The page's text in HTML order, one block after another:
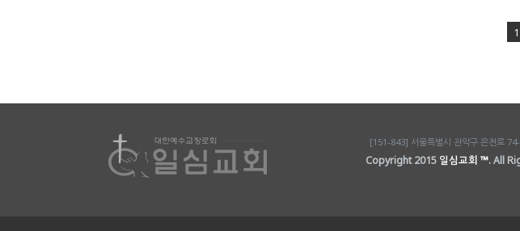
1
[151-843] 서울특별시 관악구 은천로
Copyright 2015 일심교회 ™. All